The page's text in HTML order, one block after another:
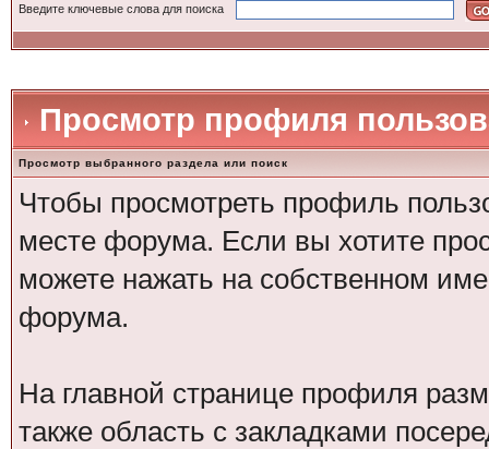
Введите ключевые слова для поиска
Просмотр профиля
Просмотр выбранного раздела или поиск
Чтобы просмотреть профиль
месте форума. Если вы хотите
можете нажать на собственном
форума.
На главной странице профиля
также область с закладками